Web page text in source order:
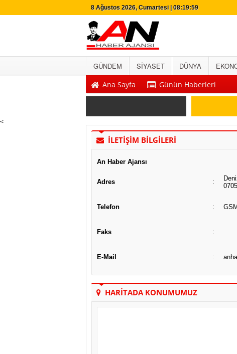
8 Ağustos 2026, Cumartesi | 08:20:00
GÜNDEM SİYASET DÜNYA
Ana Sayfa
Günün Haberleri
<
İLETİŞİM BİLGİLERİ
An Haber Ajansı
Adres :
Telefon :
Faks :
E-Mail :
HARİTADA KONUMUMUZ